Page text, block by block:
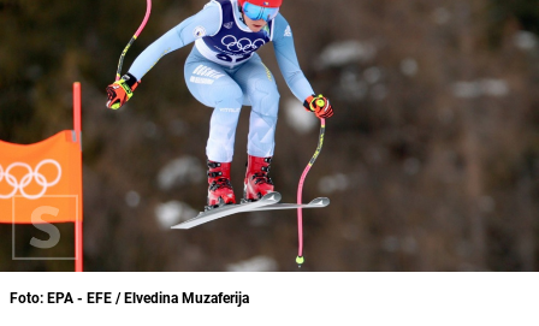
Foto: EPA - EFE / Elvedina Muzaferija